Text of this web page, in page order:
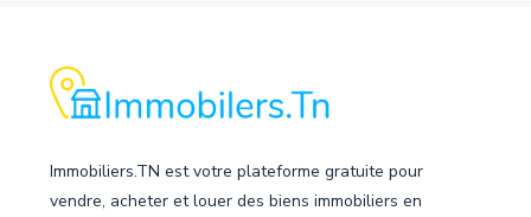
Immobiliers.TN est votre plateforme gratuite pour
vendre, acheter et louer des biens immobiliers en